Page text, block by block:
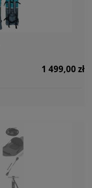
1 499,00 zł